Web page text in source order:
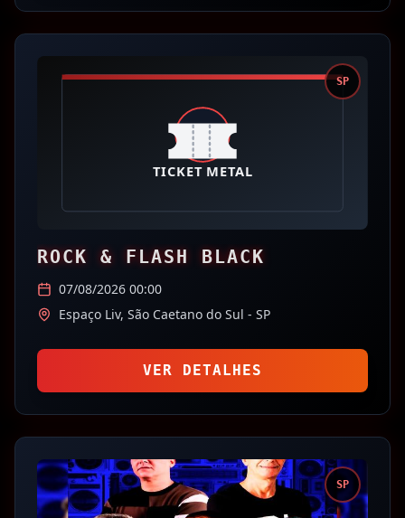
SP
ROCK & FLASH BLACK
07/08/2026 00:00
Espaço Liv, São Caetano do Sul - SP
VER DETALHES
SP